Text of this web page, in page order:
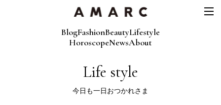
BlogFashionBeautyLifestyle
HoroscopeNewsAbout
Life style
今日も一日おつかれさま